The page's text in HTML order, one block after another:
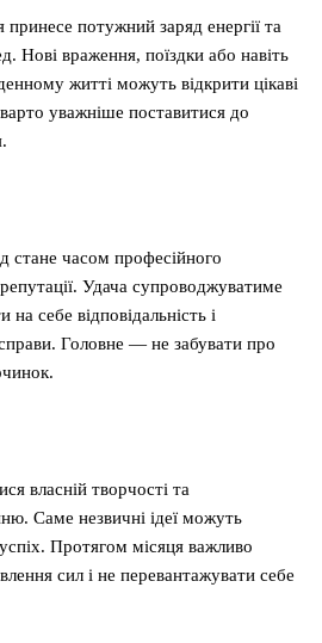
потужний заряд енергії та
Нові враження, поїздки або навіть
житті можуть відкрити цікаві
уважніше поставитися до
стане часом професійного
Удача супроводжуватиме
себе відповідальність і
Головне — не забувати про
власній творчості та
Саме незвичні ідеї можуть
Протягом місяця важливо
сил і не перевантажувати себе